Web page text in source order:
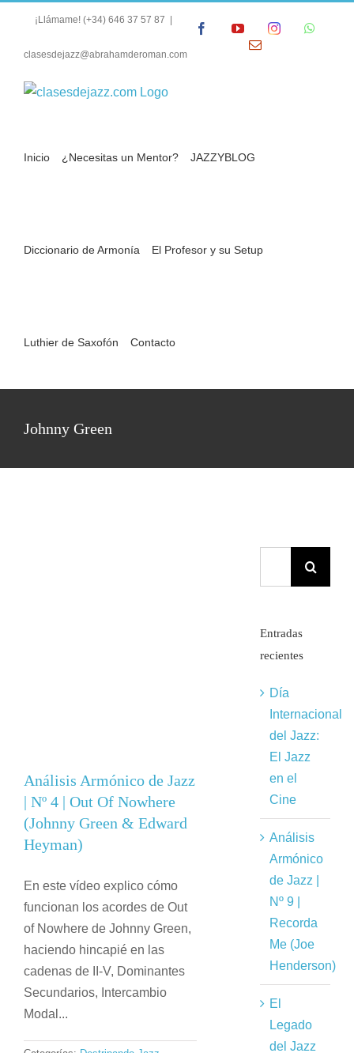
contenido
¡Llámame! (+34) 646 37 57 87
clasesdejazz@abrahamderoman.com
FacebookYouTubeInstagram
Correo
Inicio ¿Necesitas un Mentor? JAZZYBLOG
Diccionario de Armonía El Profesor y su Setup
Luthier de Saxofón Contacto
Johnny Green
Análisis Armónico de
Nowhere (Johnny
Análisis Armónico de Jazz
| Nº 4 | Out Of Nowhere
(Johnny Green & Edward
Heyman)
En este vídeo explico cómo
funcionan los acordes de Out
of Nowhere de Johnny Green,
haciendo hincapié en las
cadenas de II-V, Dominantes
Secundarios, Intercambio
Modal...
Entradas
recientes
Día
Internacional
del Jazz:
El Jazz
en el
Cine
Análisis
Armónico
de Jazz |
Nº 9 |
Recorda
Me (Joe
Henderson)
El
Legado
del Jazz